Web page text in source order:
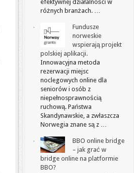
efektywnej działalności w
różnych branżach. …
Fundusze
norweskie
wspierają projekt
polskiej aplikacji.
Innowacyjna metoda
rezerwacji miejsc
noclegowych online dla
seniorów i osób z
niepełnosprawnością
ruchową. Państwa
Skandynawskie, a zwłaszcza
Norwegia znane są z …
BBO online bridge
– jak grać w
bridge online na platformie
BBO?